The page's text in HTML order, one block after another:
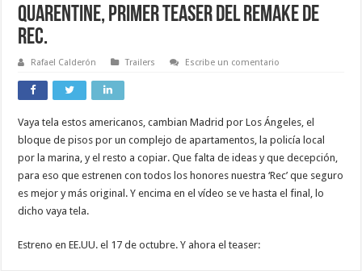
Quarentine, primer teaser del remake de
Rec.
Rafael Calderón Trailers Escribe un comentario
Vaya tela estos americanos, cambian Madrid por Los Ángeles, el
bloque de pisos por un complejo de apartamentos, la policía local
por la marina, y el resto a copiar. Que falta de ideas y que decepción,
para eso que estrenen con todos los honores nuestra ‘Rec’ que seguro
es mejor y más original. Y encima en el vídeo se ve hasta el final, lo
dicho vaya tela.
Estreno en EE.UU. el 17 de octubre. Y ahora el teaser: